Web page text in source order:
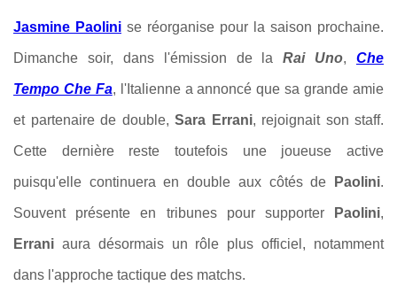
Jasmine Paolini se réorganise pour la saison prochaine.
Dimanche soir, dans l'émission de laRai Uno, Che
Tempo Che Fa, l'Italienne a annoncé que sa grande amie
et partenaire de double, Sara Errani, rejoignait son staff.
Cette dernière reste toutefois une joueuse active
puisqu'elle continuera en double aux côtés de Paolini.
Souvent présente en tribunes pour supporter Paolini,
Errani aura désormais un rôle plus officiel, notamment
dans l'approche tactique des matchs.